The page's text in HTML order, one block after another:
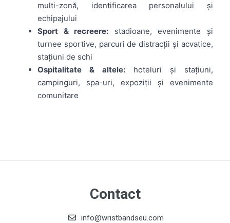
multi-zonă, identificarea personalului și
echipajului
Sport & recreere: stadioane, evenimente și
turnee sportive, parcuri de distracții și acvatice,
stațiuni de schi
Ospitalitate & altele: hoteluri și stațiuni,
campinguri, spa-uri, expoziții și evenimente
comunitare
Contact
info@wristbandseu.com